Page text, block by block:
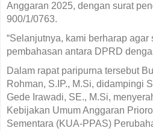
Anggaran 2025, dengan surat
900/1/0763.
“Selanjutnya, kami berharap agar
pembahasan antara DPRD
Dalam rapat paripurna tersebut
Rohman, S.IP., M.Si, didampingi
Gede Irawadi, SE., M.Si,
Kebijakan Umum Anggaran
Sementara (KUA-PPAS)